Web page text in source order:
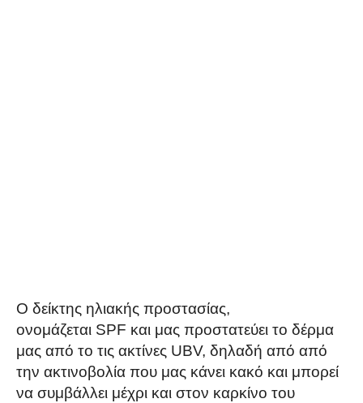
O δείκτης ηλιακής προστασίας,
ονομάζεται SPF και μας προστατεύει το δέρμα
μας από το τις ακτίνες UBV, δηλαδή από από
την ακτινοβολία που μας κάνει κακό και μπορεί
να συμβάλλει μέχρι και στον καρκίνο του